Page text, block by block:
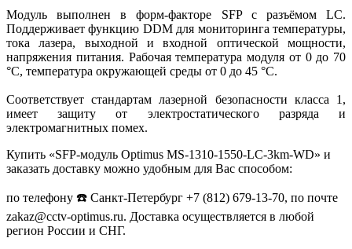
Модуль выполнен в форм-факторе SFP с разъёмом LC.
Поддерживает функцию DDM для мониторинга температуры,
тока лазера, выходной и входной оптической мощности,
напряжения питания. Рабочая температура модуля от 0 до 70
°C, температура окружающей среды от 0 до 45 °C.
Соответствует стандартам лазерной безопасности класса 1,
имеет защиту от электростатического разряда и
электромагнитных помех.
Купить «SFP-модуль Optimus MS-1310-1550-LC-3km-WD» и
заказать доставку можно удобным для Вас способом:
по телефону ☎️ Санкт-Петербург +7 (812) 679-13-70, по почте
zakaz@cctv-optimus.ru. Доставка осуществляется в любой
регион России и СНГ.